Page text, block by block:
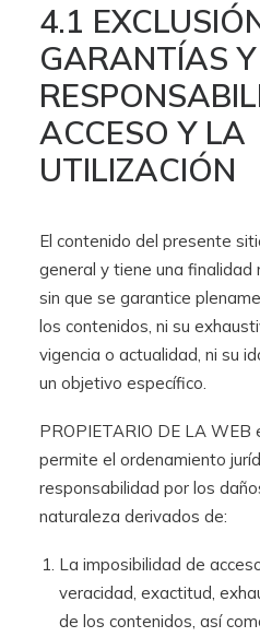
4.1
GARANTÍAS
ACCESO Y LA
UTILIZACIÓN
El contenido del presente
general y tiene una
sin que se garantice
los contenidos, ni su
vigencia o actualidad, ni su
un objetivo específico.
PROPIETARIO DE LA WEB
permite el ordenamiento
responsabilidad por los
naturaleza derivados de:
La imposibilidad de
veracidad, exactitud,
de los contenidos, así